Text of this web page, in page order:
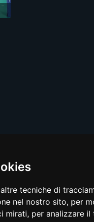
tecniche di
nel nostro sito, per
mirati, per analizzare